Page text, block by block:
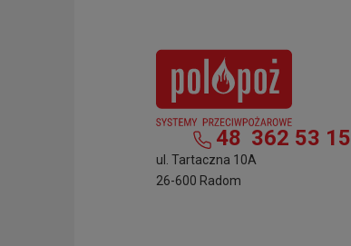
48 362 53 15
ul. Tartaczna 10A
26-600 Radom